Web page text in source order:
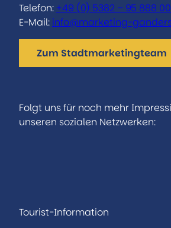
Telefon: +49 (0) 5382 – 95 888 00
E-Mail: info@marketing-
Zum Stadtmarketingteam
Folgt uns für noch mehr
unseren sozialen Netzwerken:
a
b
Tourist-Information